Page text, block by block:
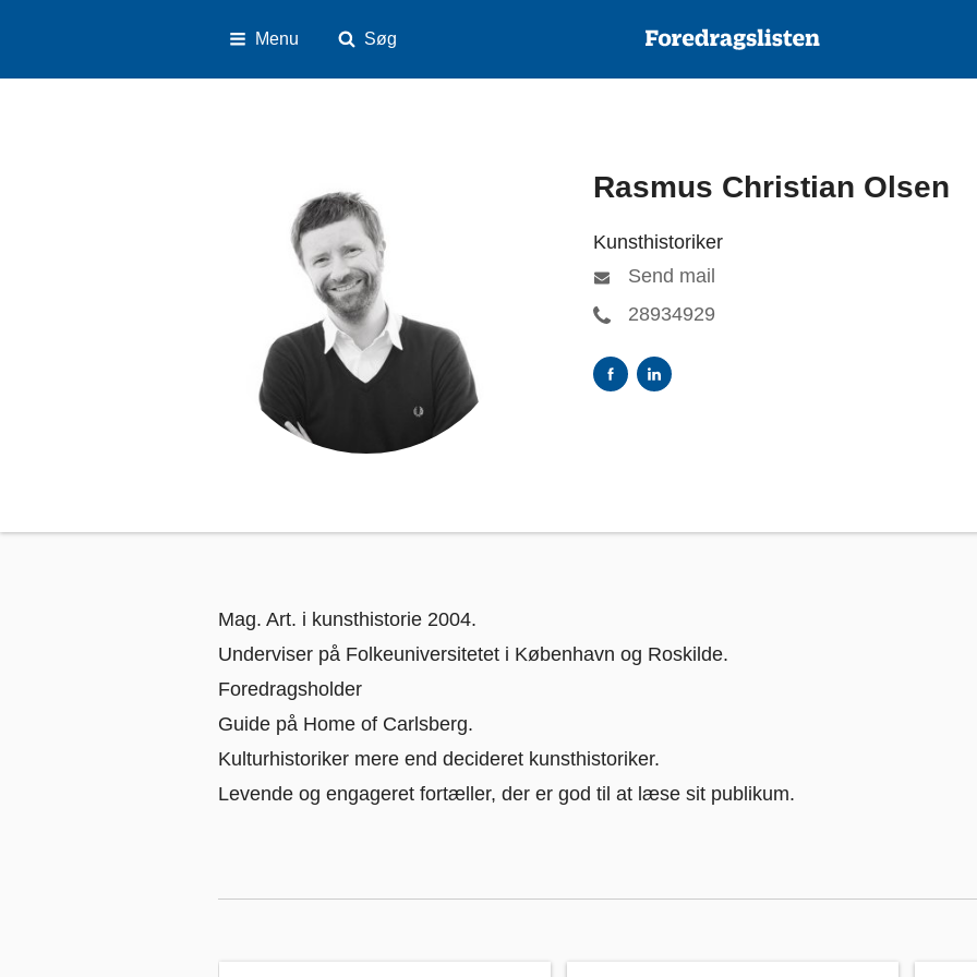
Menu Søg
Rasmus Christian Olsen
Kunsthistoriker
Send mail
28934929
Mag. Art. i kunsthistorie 2004.
Underviser på Folkeuniversitetet i København og Roskilde.
Foredragsholder
Guide på Home of Carlsberg.
Kulturhistoriker mere end decideret kunsthistoriker.
Levende og engageret fortæller, der er god til at læse sit publikum.